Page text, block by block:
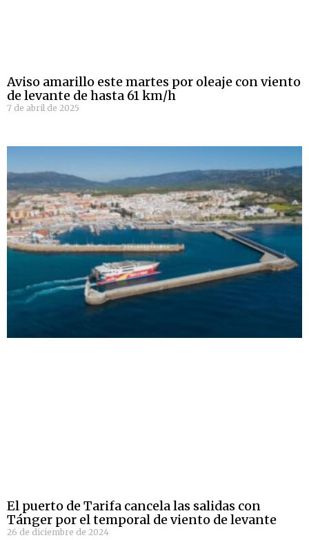
Aviso amarillo este martes por oleaje con viento
de levante de hasta 61 km/h
7 de abril de 2025
El puerto de Tarifa cancela las salidas con
Tánger por el temporal de viento de levante
26 de diciembre de 2024